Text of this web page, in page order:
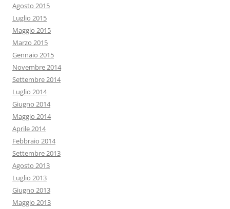
Agosto 2015
Luglio 2015
Maggio 2015
Marzo 2015
Gennaio 2015
Novembre 2014
Settembre 2014
Luglio 2014
Giugno 2014
Maggio 2014
Aprile 2014
Febbraio 2014
Settembre 2013
Agosto 2013
Luglio 2013
Giugno 2013
Maggio 2013